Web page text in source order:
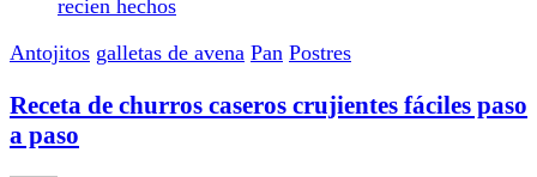
Antojitos galletas de avena Pan Postres
Receta de churros caseros crujientes fáciles paso
a paso